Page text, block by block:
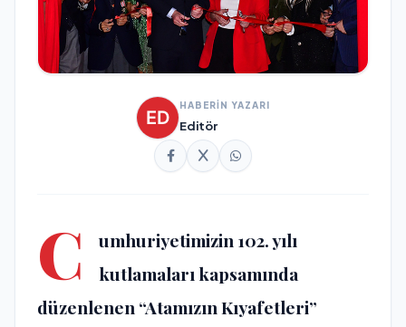
HABERİN YAZARI
Editör
C
umhuriyetimizin 102. yılı
kutlamaları kapsamında
düzenlenen “Atamızın Kıyafetleri”